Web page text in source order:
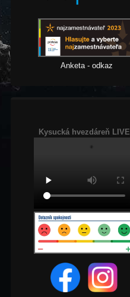
Anketa - odkaz
Kysucká hvezdáreň LIVE